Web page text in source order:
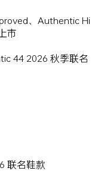
、Authentic Hi
市
44 2026 秋季联名
联名鞋款